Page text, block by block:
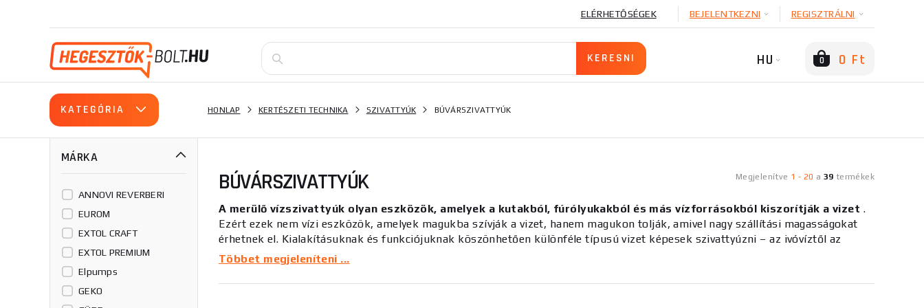
ELÉRHETŐSÉGEK BEJELENTKEZNI REGISZTRÁLNI
HU 0 0 Ft
KATEGÓRIA HONLAP KERTÉSZETI TECHNIKA SZIVATTYÚK BÚVÁRSZIVATTYÚK
MÁRKA
ANNOVI REVERBERI
EUROM
EXTOL CRAFT
EXTOL PREMIUM
Elpumps
GEKO
Megjelenítve 1 - 20 a 39 termékek
BÚVÁRSZIVATTYÚK
A merülő vízszivattyúk olyan eszközök, amelyek a kutakból, fúrólyukakból és más vízforrásokból kiszorítják a vizet .
Ezért ezek nem vízi eszközök, amelyek magukba szívják a vizet, hanem magukon tolják, amivel nagy szállítási magasságokat
érhetnek el. Kialakításuknak és funkciójuknak köszönhetően különféle típusú vizet képesek szivattyúzni – az ivóvíztől az
erősen szennyezett vagy székletvízig.
Egy adott merülő vízszivattyú kiválasztása számos tényezőtől függ, beleértve azt, hogy hol lesz elhelyezve, és milyen típusú
Többet megjeleníteni ...